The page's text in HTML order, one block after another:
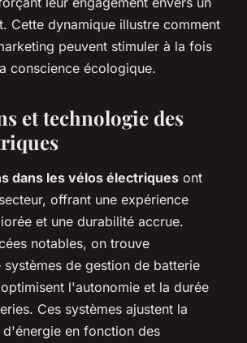
Cette dynamique illustre comment
peuvent stimuler à la fois
conscience écologique.
et technologie des
dans les vélos électriques ont
offrant une expérience
et une durabilité accrue.
notables, on trouve
de gestion de batterie
l'autonomie et la durée
Ces systèmes ajustent la
en fonction des